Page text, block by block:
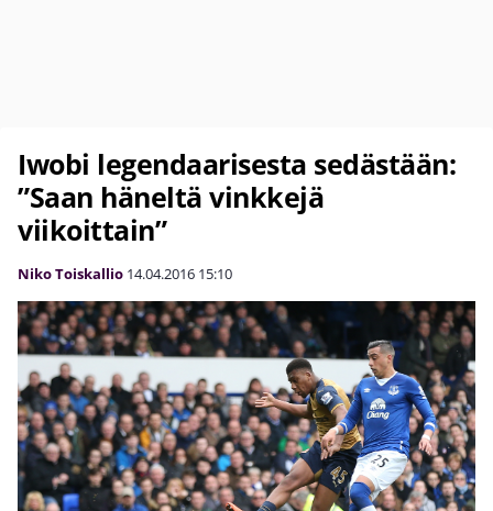
Iwobi legendaarisesta sedästään:
”Saan häneltä vinkkejä
viikoittain”
Niko Toiskallio 14.04.2016 15:10